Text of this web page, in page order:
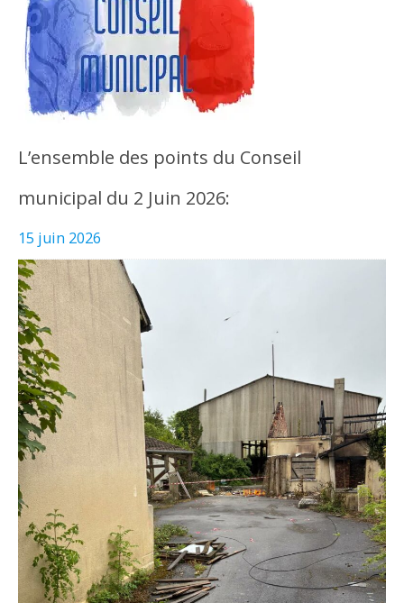
L’ensemble des points du Conseil
municipal du 2 Juin 2026:
15 juin 2026